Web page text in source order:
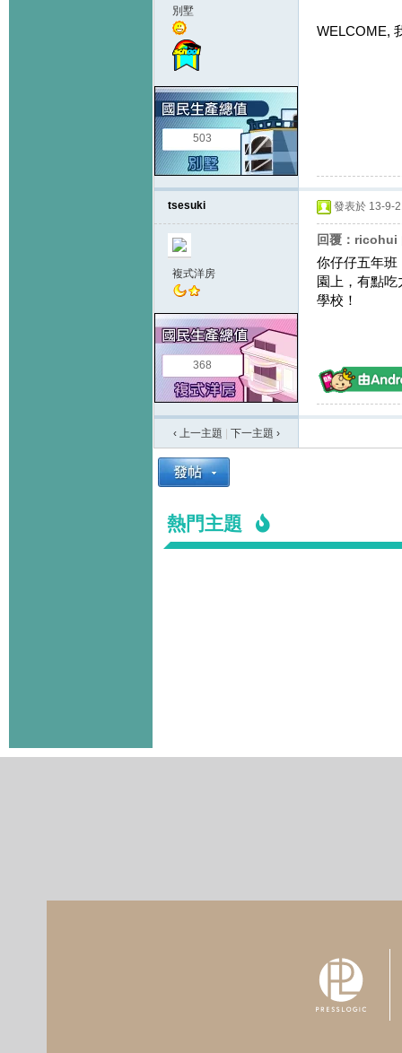
別墅
503
WELCOME,
tsesuki
複式洋房
368
發表於 13-9-
回覆：ricohui
你仔仔五年班
園上，有點
學校！
‹ 上一主題 下一主題 ›
熱門主題